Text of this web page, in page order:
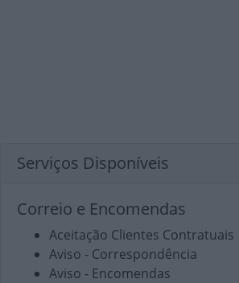
Serviços Disponíveis
Correio e Encomendas
Aceitação Clientes Contratuais
Aviso - Correspondência
Aviso - Encomendas